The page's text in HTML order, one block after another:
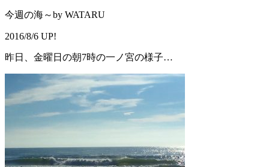
今週の海～by WATARU
2016/8/6 UP!
昨日、金曜日の朝7時の一ノ宮の様子…